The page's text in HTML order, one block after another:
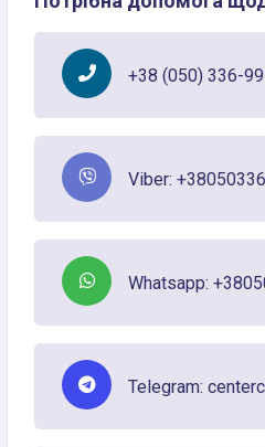
+38 (050) 336-
Viber:
Whatsapp:
Telegram: